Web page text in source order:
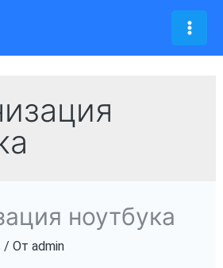
ноутбука
/ От admin